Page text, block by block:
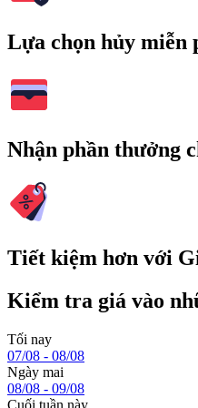
Lựa chọn hủy miễn
Nhận phần thưởng
Tiết kiệm hơn với
Kiểm tra giá vào
Tối nay
07/08 - 08/08
Ngày mai
08/08 - 09/08